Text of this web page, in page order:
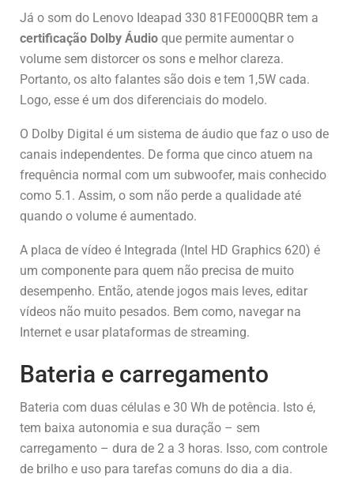
Já o som do Lenovo Ideapad 330 81FE000QBR tem a
certificação Dolby Áudio que permite aumentar o
volume sem distorcer os sons e melhor clareza.
Portanto, os alto falantes são dois e tem 1,5W cada.
Logo, esse é um dos diferenciais do modelo.
O Dolby Digital é um sistema de áudio que faz o uso de
canais independentes. De forma que cinco atuem na
frequência normal com um subwoofer, mais conhecido
como 5.1. Assim, o som não perde a qualidade até
quando o volume é aumentado.
A placa de vídeo é Integrada (Intel HD Graphics 620) é
um componente para quem não precisa de muito
desempenho. Então, atende jogos mais leves, editar
vídeos não muito pesados. Bem como, navegar na
Internet e usar plataformas de streaming.
Bateria e carregamento
Bateria com duas células e 30 Wh de potência. Isto é,
tem baixa autonomia e sua duração – sem
carregamento – dura de 2 a 3 horas. Isso, com controle
de brilho e uso para tarefas comuns do dia a dia.